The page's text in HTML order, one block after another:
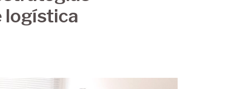
logística